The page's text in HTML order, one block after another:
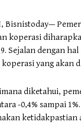
Bisnistoday—
koperasi
Sejalan dengan
koperasi yang akan
diketahui,
-0,4% sampai
ketidakpastian